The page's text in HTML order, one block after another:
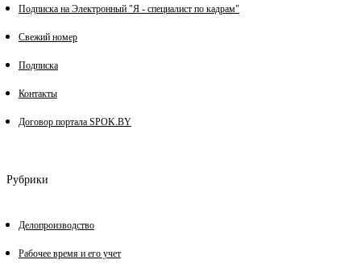
Подписка на Электронный "Я - специалист по кадрам"
Свежий номер
Подписка
Контакты
Договор портала SPOK.BY
Рубрики
Делопроизводство
Рабочее время и его учет